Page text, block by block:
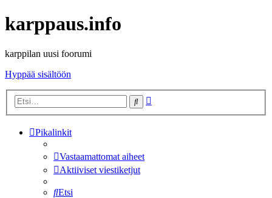
karppaus.info
karppilan uusi foorumi
Hyppää sisältöön
Etsi
Pikalinkit
Vastaamattomat aiheet
Aktiiviset viestiketjut
Etsi